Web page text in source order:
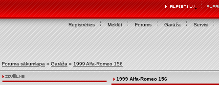
Reģistrēties Meklēt Forums Garāža Servisi
Foruma sākumlapa » Garāža » 1999 Alfa-Romeo 156
1999 Alfa-Romeo 156